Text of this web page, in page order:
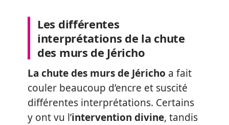
Les différentes
interprétations de la chute
des murs de Jéricho
La chute des murs de Jéricho a fait
couler beaucoup d’encre et suscité
différentes interprétations. Certains
y ont vu l’intervention divine, tandis